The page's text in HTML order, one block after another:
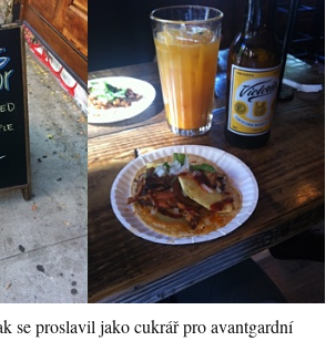
se proslavil jako cukrář pro avantgardní